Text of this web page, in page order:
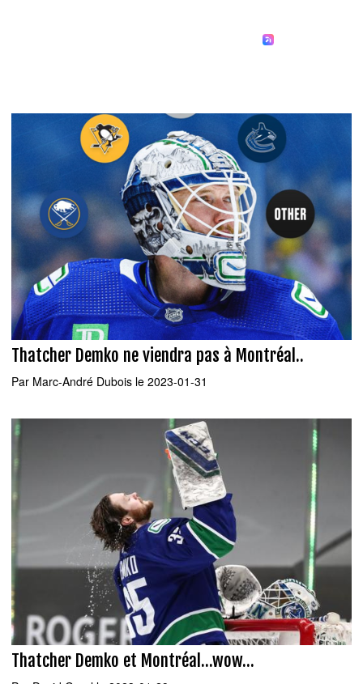
Thatcher Demko ne viendra pas à Montréal..
Par Marc-André Dubois le 2023-01-31
Thatcher Demko et Montréal...wow...